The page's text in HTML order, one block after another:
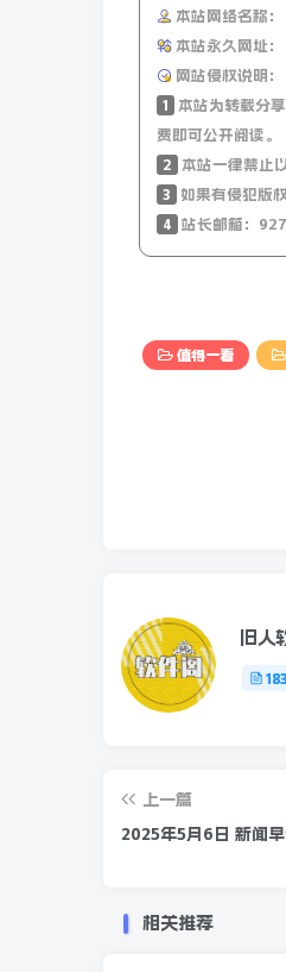
本站网络名称：
本站永久网址：
网站侵权说明：
1
本站为转载分
费即可公开阅读。
2
本站一律禁止
3
如果有侵犯版
4 站长邮箱：
值得一看
旧人
上一篇
2025年5月6日 新闻
相关推荐